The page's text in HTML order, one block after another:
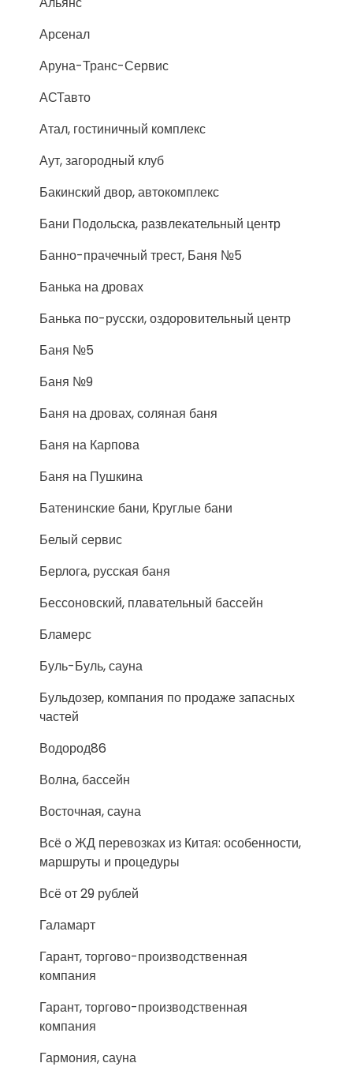
Арсенал
Аруна-Транс-Сервис
АСТавто
Атал, гостиничный комплекс
Аут, загородный клуб
Бакинский двор, автокомплекс
Бани Подольска, развлекательный центр
Банно-прачечный трест, Баня №5
Банька на дровах
Банька по-русски, оздоровительный центр
Баня №5
Баня №9
Баня на дровах, соляная баня
Баня на Карпова
Баня на Пушкина
Батенинские бани, Круглые бани
Белый сервис
Берлога, русская баня
Бессоновский, плавательный бассейн
Бламерс
Буль-Буль, сауна
Бульдозер, компания по продаже запасных
частей
Водород86
Волна, бассейн
Восточная, сауна
Всё о ЖД перевозках из Китая: особенности,
маршруты и процедуры
Всё от 29 рублей
Галамарт
Гарант, торгово-производственная
компания
Гарант, торгово-производственная
компания
Гармония, сауна